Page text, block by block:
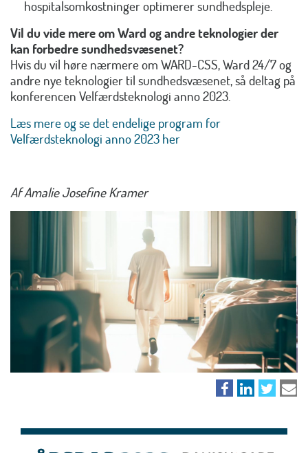
hospitalsomkostninger optimerer sundhedspleje.
Vil du vide mere om Ward og andre teknologier der
kan forbedre sundhedsvæsenet?
Hvis du vil høre nærmere om WARD-CSS, Ward 24/7 og
andre nye teknologier til sundhedsvæsenet, så deltag på
konferencen Velfærdsteknologi anno 2023.
Læs mere og se det endelige program for
Velfærdsteknologi anno 2023 her
Af Amalie Josefine Kramer